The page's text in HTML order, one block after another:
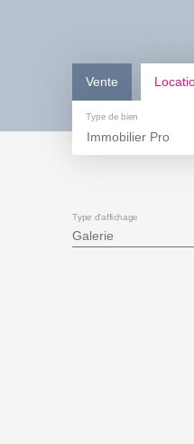
Vente
Immobilier Pro
Type de bien
Galerie
Type d'affichage